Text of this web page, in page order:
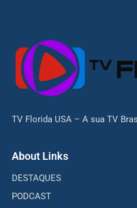
TV Florida USA – A sua TV
About Links
DESTAQUES
PODCAST